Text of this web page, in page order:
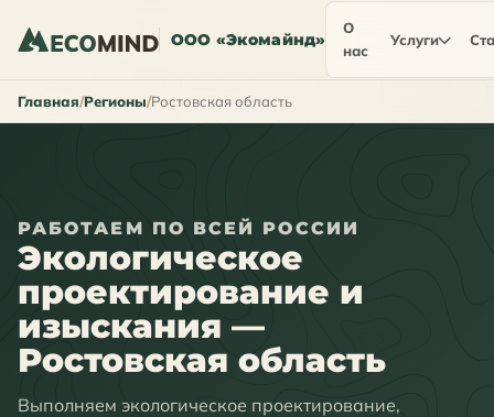
ООО «Экомайнд»
О
нас
Услуги
Главная Регионы Ростовская область
РАБОТАЕМ ПО ВСЕЙ РОССИИ
Экологическое
проектирование и
изыскания —
Ростовская область
Выполняем экологическое проектирование,